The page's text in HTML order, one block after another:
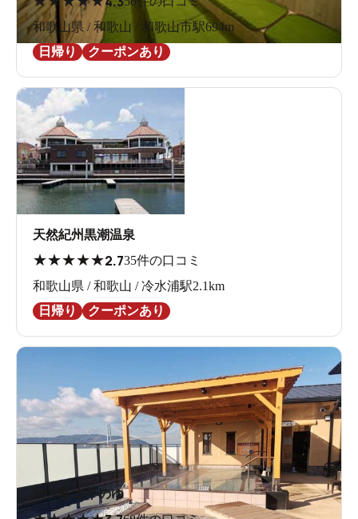
和歌山県 / 和歌山 / 和歌山市駅694m
日帰り
クーポンあり
天然紀州黒潮温泉
★★★★★2.735件の口コミ
和歌山県 / 和歌山 / 冷水浦駅2.1km
日帰り
クーポンあり
SPA専 太平のゆ